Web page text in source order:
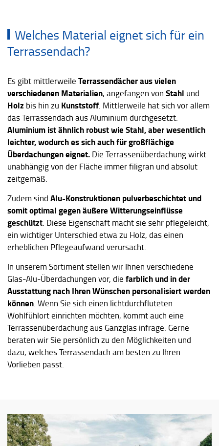
Welches Material eignet sich für ein
Terrassendach?
Es gibt mittlerweile Terrassendächer aus vielen
verschiedenen Materialien, angefangen von Stahl und
Holz bis hin zu Kunststoff . Mittlerweile hat sich vor allem
das Terrassendach aus Aluminium durchgesetzt.
Aluminium ist ähnlich robust wie Stahl, aber wesentlich
leichter, wodurch es sich auch für großflächige
Überdachungen eignet. Die Terrassenüberdachung wirkt
unabhängig von der Fläche immer filigran und absolut
zeitgemäß.
Zudem sind Alu-Konstruktionen pulverbeschichtet und
somit optimal gegen äußere Witterungseinflüsse
geschützt . Diese Eigenschaft macht sie sehr pflegeleicht,
ein wichtiger Unterschied etwa zu Holz, das einen
erheblichen Pflegeaufwand verursacht.
In unserem Sortiment stellen wir Ihnen verschiedene
Glas-Alu-Überdachungen vor, die farblich und in der
Ausstattung nach Ihren Wünschen personalisiert werden
können . Wenn Sie sich einen lichtdurchfluteten
Wohlfühlort einrichten möchten, kommt auch eine
Terrassenüberdachung aus Ganzglas infrage. Gerne
beraten wir Sie persönlich zu den Möglichkeiten und
dazu, welches Terrassendach am besten zu Ihren
Vorlieben passt.